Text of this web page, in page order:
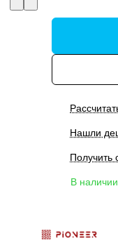
Нашли
Получить
В